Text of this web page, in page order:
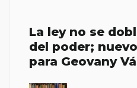
La ley no se
del poder;
para Geovany